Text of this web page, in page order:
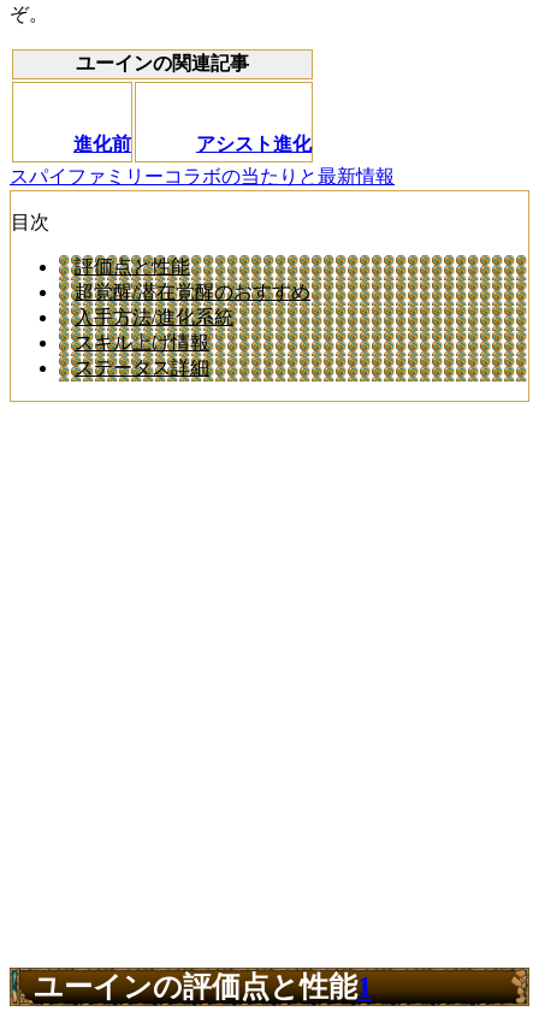
ぞ。
ユーインの関連記事
進化前
アシスト進化
スパイファミリーコラボの当たりと最新情報
目次
評価点と性能
超覚醒/潜在覚醒のおすすめ
入手方法/進化系統
スキル上げ情報
ステータス詳細
ユーインの評価点と性能1